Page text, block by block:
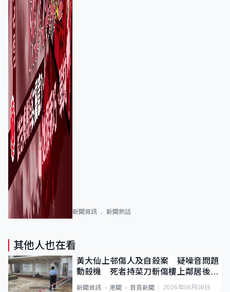
新聞資訊 新聞熱話
其他人也在看
黃大仙上邨傷人及自殺案 疑噪音問題
動殺機 死者持菜刀斬傷樓上鄰居後墮
新聞資訊 港聞 首頁新聞 2026年08月08日